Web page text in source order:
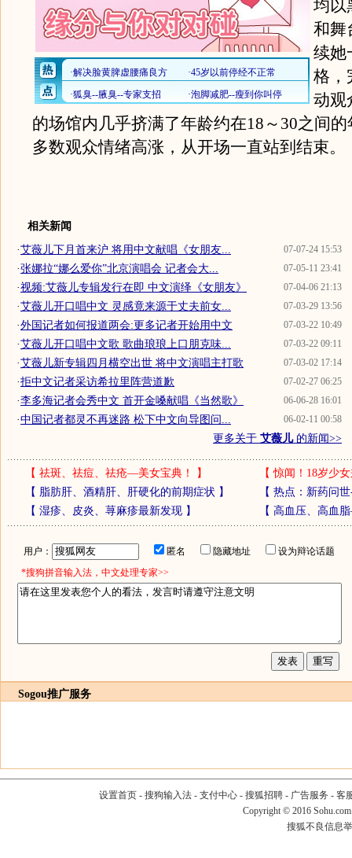
均以
和舞
续她
格，
动观
的场馆内几乎挤满了年龄约在18～30之间
多数观众情绪高涨，从开场一直站到结束。
相关新闻
07-07-24 15:53
·艾薇儿下月首来沪 将用中文献唱《女朋友...
07-05-11 23:41
·张娜拉“娜么爱你”北京演唱会 记者会大...
07-04-06 21:13
·视频:艾薇儿专辑发行在即 中文演绎《女朋友》
07-03-29 13:56
·艾薇儿开口唱中文 灵感竟来源于丈夫前女...
07-03-22 10:49
·外国记者如何报道两会:更多记者开始用中文
07-03-22 09:11
·艾薇儿开口唱中文歌 歌曲琅琅上口朋克味...
07-03-02 17:14
·艾薇儿新专辑四月横空出世 将中文演唱主打歌
07-02-27 06:25
·拒中文记者采访希拉里阵营道歉
06-06-28 16:01
·李多海记者会秀中文 首开金嗓献唱《当然歌》
06-02-11 00:58
·中国记者都灵不再迷路 松下中文向导图问...
更多关于 艾薇儿的新闻>>
【 祛斑、祛痘、祛疮—美女宝典！ 】 【惊闻！18岁少
【 脂肪肝、酒精肝、肝硬化的前期症状 】 【 热点：新药问
【 湿疹、皮炎、荨麻疹最新发现】 【 高血压、高血
用户： 匿名 隐藏地址
设为辩论话题
*搜狗拼音输入法，中文处理专家>>
Sogou推广服务
设置首页- 搜狗输入法- 支付中心- 搜狐招聘- 广告服务 - 客
Copyright © 2016
搜狐不良信息